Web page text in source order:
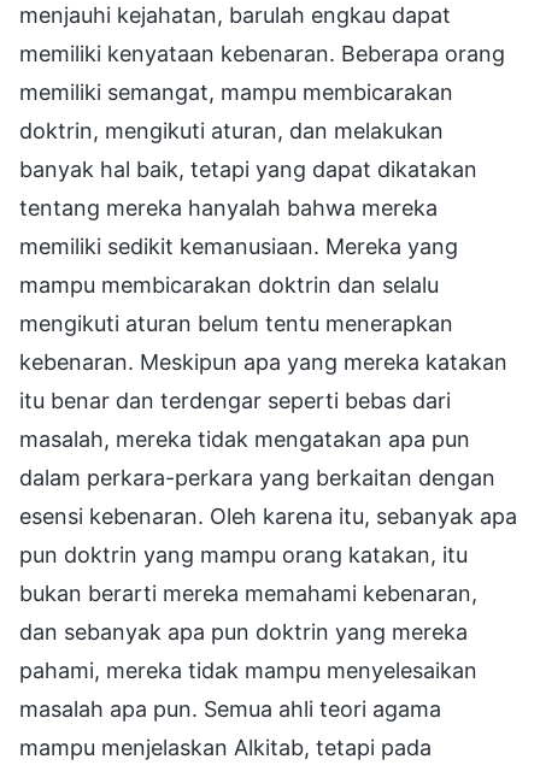
menjauhi kejahatan, barulah engkau dapat
memiliki kenyataan kebenaran. Beberapa orang
memiliki semangat, mampu membicarakan
doktrin, mengikuti aturan, dan melakukan
banyak hal baik, tetapi yang dapat dikatakan
tentang mereka hanyalah bahwa mereka
memiliki sedikit kemanusiaan. Mereka yang
mampu membicarakan doktrin dan selalu
mengikuti aturan belum tentu menerapkan
kebenaran. Meskipun apa yang mereka katakan
itu benar dan terdengar seperti bebas dari
masalah, mereka tidak mengatakan apa pun
dalam perkara-perkara yang berkaitan dengan
esensi kebenaran. Oleh karena itu, sebanyak apa
pun doktrin yang mampu orang katakan, itu
bukan berarti mereka memahami kebenaran,
dan sebanyak apa pun doktrin yang mereka
pahami, mereka tidak mampu menyelesaikan
masalah apa pun. Semua ahli teori agama
mampu menjelaskan Alkitab, tetapi pada